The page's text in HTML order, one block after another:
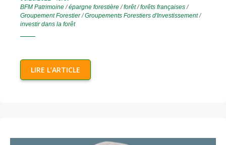
BFM Patrimoine/épargne forestière/forêt/forêts françaises/
Groupement Forestier/Groupements Forestiers d'Investissement/
investir dans la forêt
LIRE L’ARTICLE